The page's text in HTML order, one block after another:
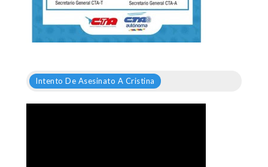
Intento De Asesinato A Cristina